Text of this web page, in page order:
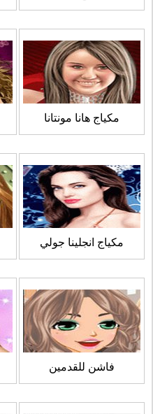
مكياج هانا مونتانا
مكياج انجلينا جولي
فاشن للقدمين